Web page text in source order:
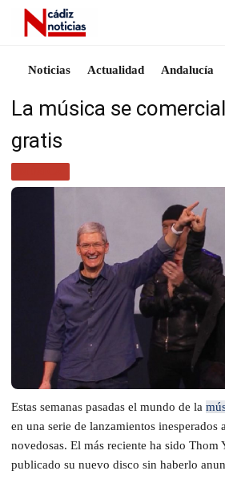
Noticias Actualidad Andalucía
La música se
gratis
Estas semanas pasadas el mundo de la
en una serie de lanzamientos inesperados
novedosas. El más reciente ha sido Thom
publicado su nuevo disco sin haberlo